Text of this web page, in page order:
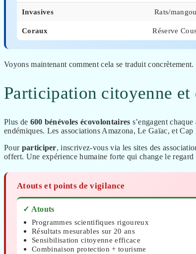
Invasives Rats/
Coraux Réserve
Voyons maintenant comment cela se traduit concrètement.
Participation citoyenne
Plus de 600 bénévoles écovolontaires s’engagent
endémiques. Les associations Amazona, Le Gaïac, et
Pour participer, inscrivez-vous via les sites des
offert. Une expérience humaine forte qui change le
Atouts et points de vigilance
✓ Atouts
Programmes scientifiques rigoureux
Résultats mesurables sur 20 ans
Sensibilisation citoyenne efficace
Combinaison protection + tourisme